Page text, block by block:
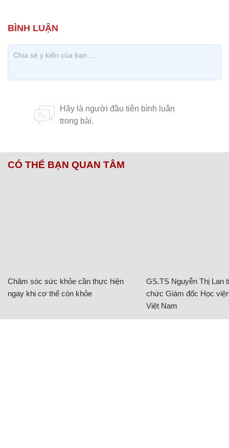
CÓ THỂ BẠN QUAN TÂM
Chăm sóc sức khỏe cần thực hiện
ngay khi cơ thể còn khỏe
GS.TS Nguyễn Thị Lan
chức Giám đốc Học
Việt Nam